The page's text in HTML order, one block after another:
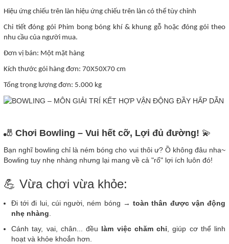
Hiệu ứng chiếu trên làn hiệu ứng chiếu trên làn có thể tùy chỉnh
Chi tiết đóng gói Phim bong bóng khí & khung gỗ hoặc đóng gói theo
nhu cầu của người mua.
Đơn vị bán: Một mặt hàng
Kích thước gói hàng đơn: 70X50X70 cm
Tổng trọng lượng đơn: 5.000 kg
🎳 Chơi Bowling – Vui hết cỡ, Lợi đủ đường! 💫
Bạn nghĩ bowling chỉ là ném bóng cho vui thôi ư? Ồ không đâu nha~
Bowling tuy nhẹ nhàng nhưng lại mang về cả "rổ" lợi ích luôn đó!
💪 Vừa chơi vừa khỏe:
Đi tới đi lui, cúi người, ném bóng →toàn thân được vận động
nhẹ nhàng.
Cánh tay, vai, chân... đều làm việc chăm chỉ, giúp cơ thể linh
hoạt và khỏe khoắn hơn.